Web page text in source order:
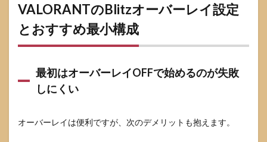
VALORANTのBlitzオーバーレイ設定
とおすすめ最小構成
最初はオーバーレイOFFで始めるのが失敗
しにくい
オーバーレイは便利ですが、次のデメリットも抱えます。